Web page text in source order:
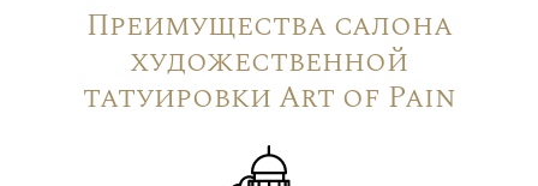
Преимущества салона
художественной
татуировки Art of Pain